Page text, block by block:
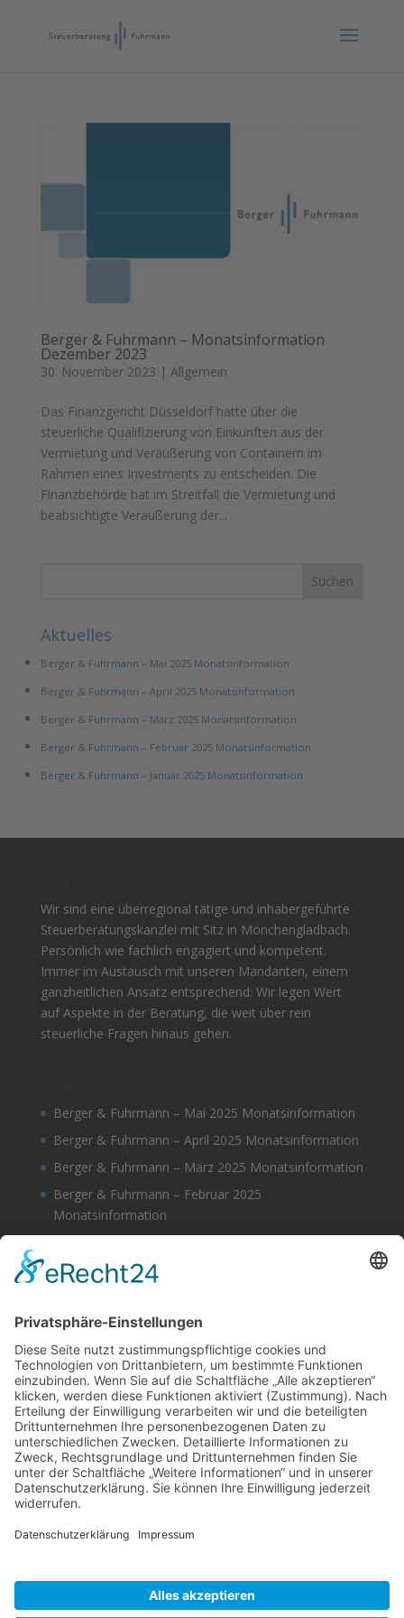
Berger & Fuhrmann – Monatsinformation
Dezember 2023
30. November 2023 | Allgemein
Das Finanzgericht Düsseldorf hatte über die
steuerliche Qualifizierung von Einkünften aus der
Vermietung und Veräußerung von Containern im
Rahmen eines Investments zu entscheiden. Die
Finanzbehörde hat im Streitfall die Vermietung und
beabsichtigte Veräußerung der...
Aktuelles
Berger & Fuhrmann – Mai 2025 Monatsinformation
Berger & Fuhrmann – April 2025 Monatsinformation
Berger & Fuhrmann – März 2025 Monatsinformation
Berger & Fuhrmann – Februar 2025 Monatsinformation
Berger & Fuhrmann – Januar 2025 Monatsinformation
Wir sind eine überregional tätige und inhabergeführte
Steuerberatungskanzlei mit Sitz in Mönchengladbach.
Persönlich wie fachlich engagiert und kompetent.
Immer im Austausch mit unseren Mandanten, einem
ganzheitlichen Ansatz entsprechend: Wir legen Wert
auf Aspekte in der Beratung, die weit über rein
steuerliche Fragen hinaus gehen.
Berger & Fuhrmann – Mai 2025 Monatsinformation
Berger & Fuhrmann – April 2025 Monatsinformation
Berger & Fuhrmann – März 2025 Monatsinformation
Berger & Fuhrmann – Februar 2025
Monatsinformation
Monatsinformation
Suche
Datenschutz
Cookie-Einstellungen
Sonstige
Kontakt
Facebook
Anfahrt & Lageplan